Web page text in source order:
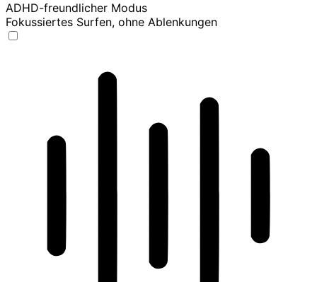
ADHD-freundlicher Modus
Fokussiertes Surfen, ohne Ablenkungen